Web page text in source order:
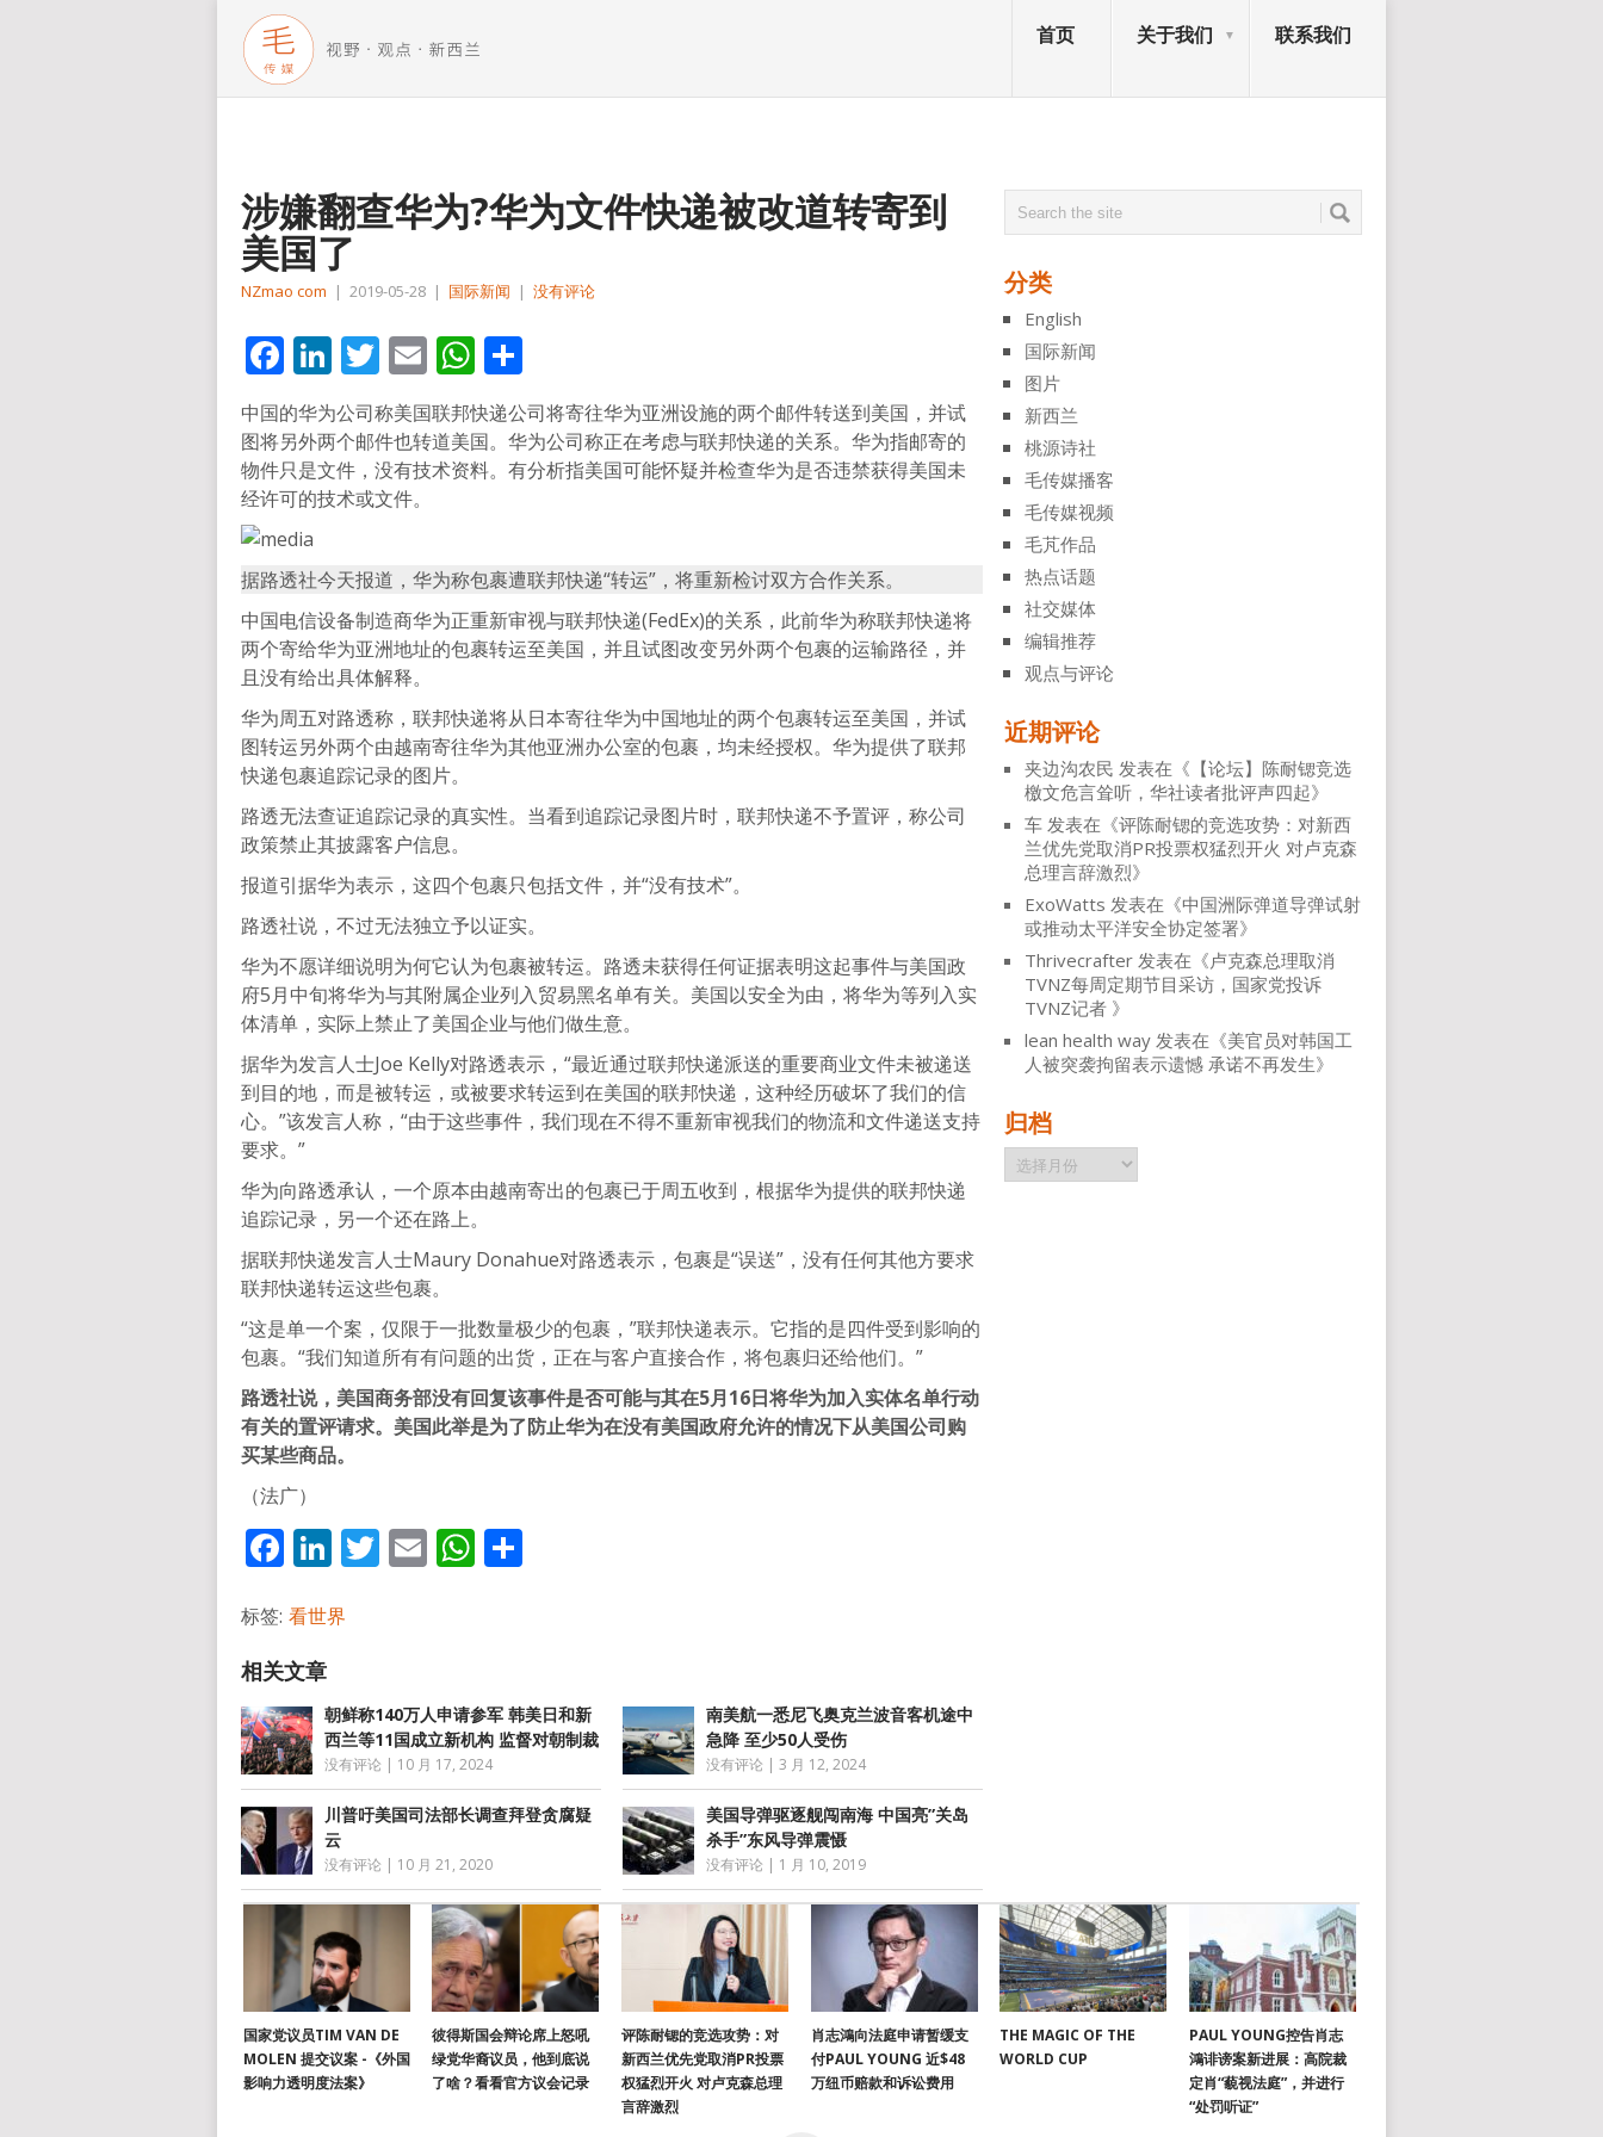
首页 关于我们 联系我们
涉嫌翻查华为?华为文件快递被改道转寄到
美国了
NZmao com | 2019-05-28 | 国际新闻 | 没有评论
Facebook
LinkedIn
Twitter
EmailWhatsApp
享
中国的华为公司称美国联邦快递公司将寄往华为亚洲设施的两个邮件转送到美国，并试
图将另外两个邮件也转道美国。华为公司称正在考虑与联邦快递的关系。华为指邮寄的
物件只是文件，没有技术资料。有分析指美国可能怀疑并检查华为是否违禁获得美国未
经许可的技术或文件。
据路透社今天报道，华为称包裹遭联邦快递“转运”，将重新检讨双方合作关系。
中国电信设备制造商华为正重新审视与联邦快递(FedEx)的关系，此前华为称联邦快递将
两个寄给华为亚洲地址的包裹转运至美国，并且试图改变另外两个包裹的运输路径，并
且没有给出具体解释。
华为周五对路透称，联邦快递将从日本寄往华为中国地址的两个包裹转运至美国，并试
图转运另外两个由越南寄往华为其他亚洲办公室的包裹，均未经授权。华为提供了联邦
快递包裹追踪记录的图片。
路透无法查证追踪记录的真实性。当看到追踪记录图片时，联邦快递不予置评，称公司
政策禁止其披露客户信息。
报道引据华为表示，这四个包裹只包括文件，并“没有技术”。
路透社说，不过无法独立予以证实。
华为不愿详细说明为何它认为包裹被转运。路透未获得任何证据表明这起事件与美国政
府5月中旬将华为与其附属企业列入贸易黑名单有关。美国以安全为由，将华为等列入实
体清单，实际上禁止了美国企业与他们做生意。
据华为发言人士Joe Kelly对路透表示，“最近通过联邦快递派送的重要商业文件未被递送
到目的地，而是被转运，或被要求转运到在美国的联邦快递，这种经历破坏了我们的信
心。”该发言人称，“由于这些事件，我们现在不得不重新审视我们的物流和文件递送支持
要求。”
华为向路透承认，一个原本由越南寄出的包裹已于周五收到，根据华为提供的联邦快递
追踪记录，另一个还在路上。
据联邦快递发言人士Maury Donahue对路透表示，包裹是“误送”，没有任何其他方要求
联邦快递转运这些包裹。
“这是单一个案，仅限于一批数量极少的包裹，”联邦快递表示。它指的是四件受到影响的
包裹。“我们知道所有有问题的出货，正在与客户直接合作，将包裹归还给他们。”
路透社说，美国商务部没有回复该事件是否可能与其在5月16日将华为加入实体名单行动
有关的置评请求。美国此举是为了防止华为在没有美国政府允许的情况下从美国公司购
买某些商品。
（法广）
Facebook
LinkedIn
Twitter
EmailWhatsApp
标签: 看世界
朝鲜称140万人申请参军 韩美日和新
西兰等11国成立新机构 监督对朝制裁
没有评论 | 10 月 17, 2024
南美航一悉尼飞奥克兰波音客机途中
急降 至少50人受伤
没有评论 |3 月 12, 2024
川普吁美国司法部长调查拜登贪腐疑
云
没有评论 | 10 月 21, 2020
美国导弹驱逐舰闯南海 中国亮”关岛
杀手”东风导弹震慑
没有评论 | 1 月 10, 2019
分类
English
国际新闻
图片
新西兰
桃源诗社
毛传媒播客
毛传媒视频
毛芃作品
热点话题
社交媒体
编辑推荐
观点与评论
近期评论
夹边沟农民 发表在《 【论坛】陈耐锶竞选
檄文危言耸听，华社读者批评声四起》
车 发表在《评陈耐锶的竞选攻势：对新西
兰优先党取消PR投票权猛烈开火 对卢克森
总理言辞激烈》
ExoWatts 发表在《中国洲际弹道导弹试射
或推动太平洋安全协定签署》
Thrivecrafter 发表在《卢克森总理取消
TVNZ每周定期节目采访，国家党投诉
TVNZ记者 》
lean health way 发表在《美官员对韩国工
人被突袭拘留表示遗憾 承诺不再发生》
归档
归
档
国家党议员TIM VAN DE
MOLEN 提交议案 -《外国
影响力透明度法案》
彼得斯国会辩论席上怒吼
绿党华裔议员，他到底说
了啥？看看官方议会记录
评陈耐锶的竞选攻势：对
新西兰优先党取消PR投票
权猛烈开火 对卢克森总理
言辞激烈
肖志鴻向法庭申请暂缓支
付PAUL YOUNG 近$48
万纽币赔款和诉讼费用
THE MAGIC OF THE
WORLD CUP
PAUL YOUNG控告肖志
鴻诽谤案新进展：高院裁
定肖“藐视法庭”，并进行
“处罚听证”